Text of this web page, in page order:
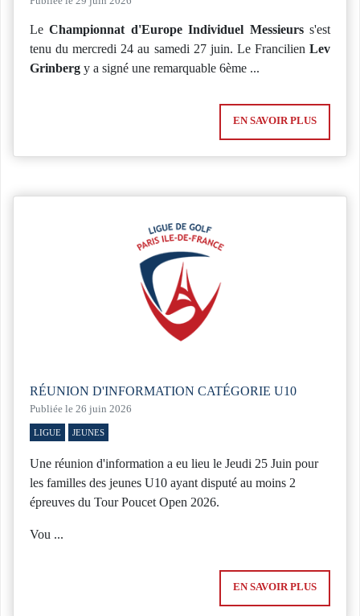
LeChampionnat d'Europe Individuel Messieurss'est
tenu du mercredi 24 au samedi 27 juin. Le Francilien Lev
Grinberg y a signé une remarquable 6ème ...
EN SAVOIR PLUS
RÉUNION D'INFORMATION CATÉGORIE U10
Publiée le 26 juin 2026
LIGUE JEUNES
Une réunion d'information a eu lieu le Jeudi 25 Juin pour
les familles des jeunes U10 ayant disputé au moins 2
épreuves du Tour Poucet Open 2026.
Vou ...
EN SAVOIR PLUS